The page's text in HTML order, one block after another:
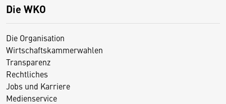
Die WKO
Die Organisation
Wirtschaftskammerwahlen
Transparenz
Rechtliches
Jobs und Karriere
Medienservice